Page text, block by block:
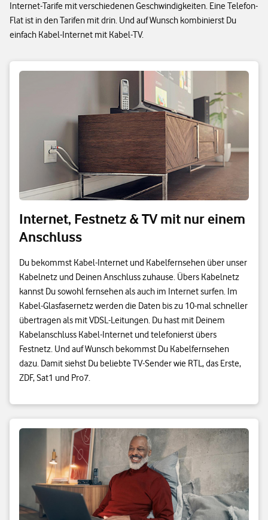
Internet-Tarife mit verschiedenen Geschwindigkeiten. Eine Telefon-
Flat ist in den Tarifen mit drin. Und auf Wunsch kombinierst Du
einfach Kabel-Internet mit Kabel-TV.
Internet, Festnetz & TV mit nur einem
Anschluss
Du bekommst Kabel-Internet und Kabelfernsehen über unser
Kabelnetz und Deinen Anschluss zuhause. Übers Kabelnetz
kannst Du sowohl fernsehen als auch im Internet surfen. Im
Kabel-Glasfasernetz werden die Daten bis zu 10-mal schneller
übertragen als mit VDSL-Leitungen. Du hast mit Deinem
Kabelanschluss Kabel-Internet und telefonierst übers
Festnetz. Und auf Wunsch bekommst Du Kabelfernsehen
dazu. Damit siehst Du beliebte TV-Sender wie RTL, das Erste,
ZDF, Sat1 und Pro7.